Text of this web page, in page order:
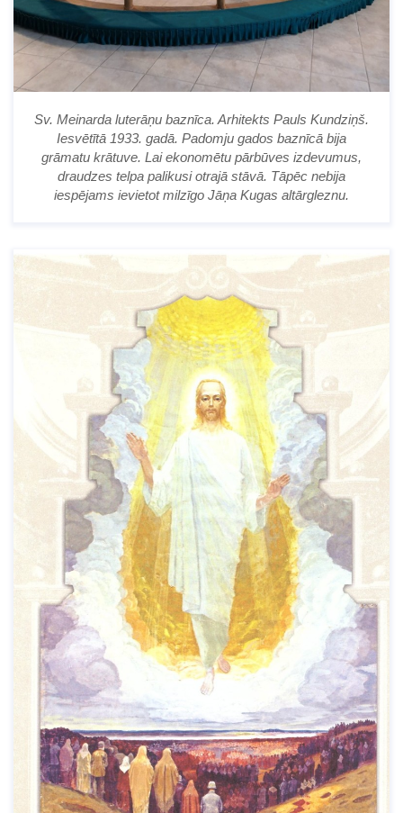
Sv. Meinarda luterāņu baznīca. Arhitekts Pauls Kundziņš.
Iesvētītā 1933. gadā. Padomju gados baznīcā bija
grāmatu krātuve. Lai ekonomētu pārbūves izdevumus,
draudzes telpa palikusi otrajā stāvā. Tāpēc nebija
iespējams ievietot milzīgo Jāņa Kugas altārgleznu.